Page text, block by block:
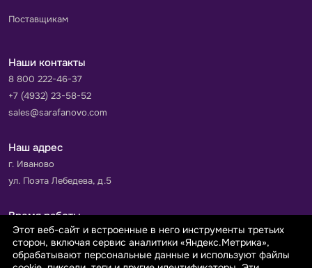
Поставщикам
Наши контакты
8 800 222-46-37
+7 (4932) 23-58-52
sales@sarafanovo.com
Наш адрес
г. Иваново
ул. Поэта Лебедева, д.5
Время работы
Пн-Пт с 9.00 до 18.00
Сб-Вс: выходной
Этот веб-сайт и встроенные в него инструменты третьих
сторон, включая сервис аналитики «Яндекс.Метрика»,
обрабатывают персональные данные и используют файлы